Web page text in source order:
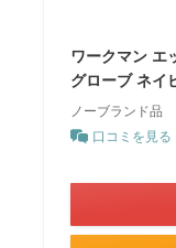
ワークマン エ
グローブ ネイ
ノーブランド品
口コミを見る